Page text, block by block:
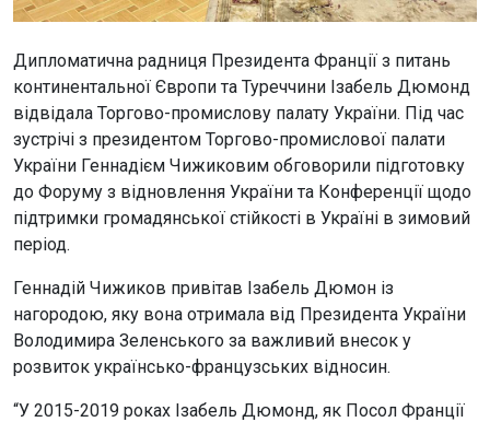
Дипломатична радниця Президента Франції з питань
континентальної Європи та Туреччини Ізабель Дюмонд
відвідала Торгово-промислову палату України. Під час
зустрічі з президентом Торгово-промислової палати
України Геннадієм Чижиковим обговорили підготовку
до Форуму з відновлення України та Конференції щодо
підтримки громадянської стійкості в Україні в зимовий
період.
Геннадій Чижиков привітав Ізабель Дюмон із
нагородою, яку вона отримала від Президента України
Володимира Зеленського за важливий внесок у
розвиток українсько-французських відносин.
“У 2015-2019 роках Ізабель Дюмонд, як Посол Франції